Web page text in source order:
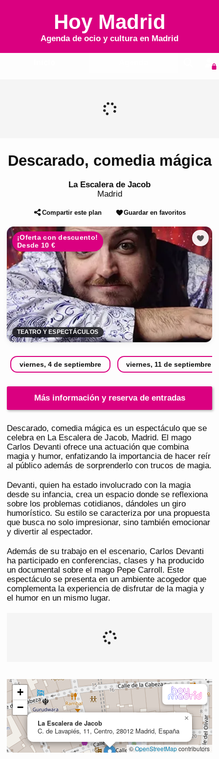
Hoy Madrid
Agenda de ocio y cultura en Madrid
Descarado, comedia mágica
La Escalera de Jacob
Madrid
Compartir este plan Guardar en favoritos
¡Oferta con descuento!
Desde 10 €
TEATRO Y ESPECTÁCULOS
viernes, 4 de septiembre viernes, 11 de septiembre
Más información y reserva de entradas
Descarado, comedia mágica es un espectáculo que se
celebra en La Escalera de Jacob, Madrid. El mago
Carlos Devanti ofrece una actuación que combina
magia y humor, enfatizando la importancia de hacer reír
al público además de sorprenderlo con trucos de magia.
Devanti, quien ha estado involucrado con la magia
desde su infancia, crea un espacio donde se reflexiona
sobre los problemas cotidianos, dándoles un giro
humorístico. Su estilo se caracteriza por una propuesta
que busca no solo impresionar, sino también emocionar
y divertir al espectador.
Además de su trabajo en el escenario, Carlos Devanti
ha participado en conferencias, clases y ha producido
un documental sobre el mago Pepe Carroll. Este
espectáculo se presenta en un ambiente acogedor que
complementa la experiencia de disfrutar de la magia y
el humor en un mismo lugar.